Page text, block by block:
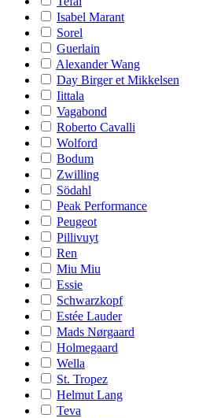
Isabel Marant
Sorel
Guerlain
Alexander Wang
Day Birger et Mikkelsen
Iittala
Vagabond
Roberto Cavalli
Wolford
Bodum
Zwilling
Södahl
Peak Performance
Peugeot
Pillivuyt
Ren
Miu Miu
Essie
Schwarzkopf
Estée Lauder
Mads Nørgaard
Holmegaard
Wella
St. Tropez
Helmut Lang
Teva